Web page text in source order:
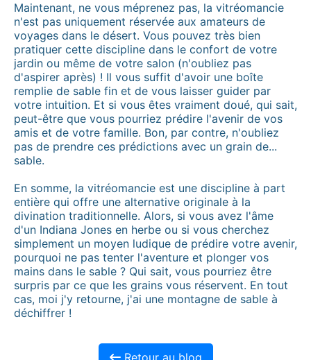
Maintenant, ne vous méprenez pas, la vitréomancie
n'est pas uniquement réservée aux amateurs de
voyages dans le désert. Vous pouvez très bien
pratiquer cette discipline dans le confort de votre
jardin ou même de votre salon (n'oubliez pas
d'aspirer après) ! Il vous suffit d'avoir une boîte
remplie de sable fin et de vous laisser guider par
votre intuition. Et si vous êtes vraiment doué, qui sait,
peut-être que vous pourriez prédire l'avenir de vos
amis et de votre famille. Bon, par contre, n'oubliez
pas de prendre ces prédictions avec un grain de...
sable.
En somme, la vitréomancie est une discipline à part
entière qui offre une alternative originale à la
divination traditionnelle. Alors, si vous avez l'âme
d'un Indiana Jones en herbe ou si vous cherchez
simplement un moyen ludique de prédire votre avenir,
pourquoi ne pas tenter l'aventure et plonger vos
mains dans le sable ? Qui sait, vous pourriez être
surpris par ce que les grains vous réservent. En tout
cas, moi j'y retourne, j'ai une montagne de sable à
déchiffrer !